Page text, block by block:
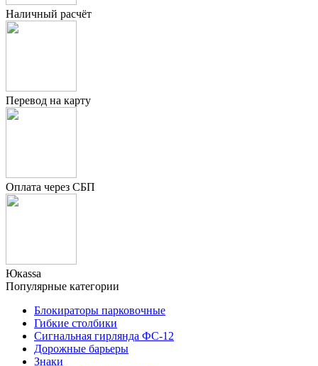
Наличный расчёт
Перевод на карту
Оплата через СБП
Юкаssа
Популярные категории
Блокираторы парковочные
Гибкие столбики
Сигнальная гирлянда ФС-12
Дорожные барьеры
Знаки